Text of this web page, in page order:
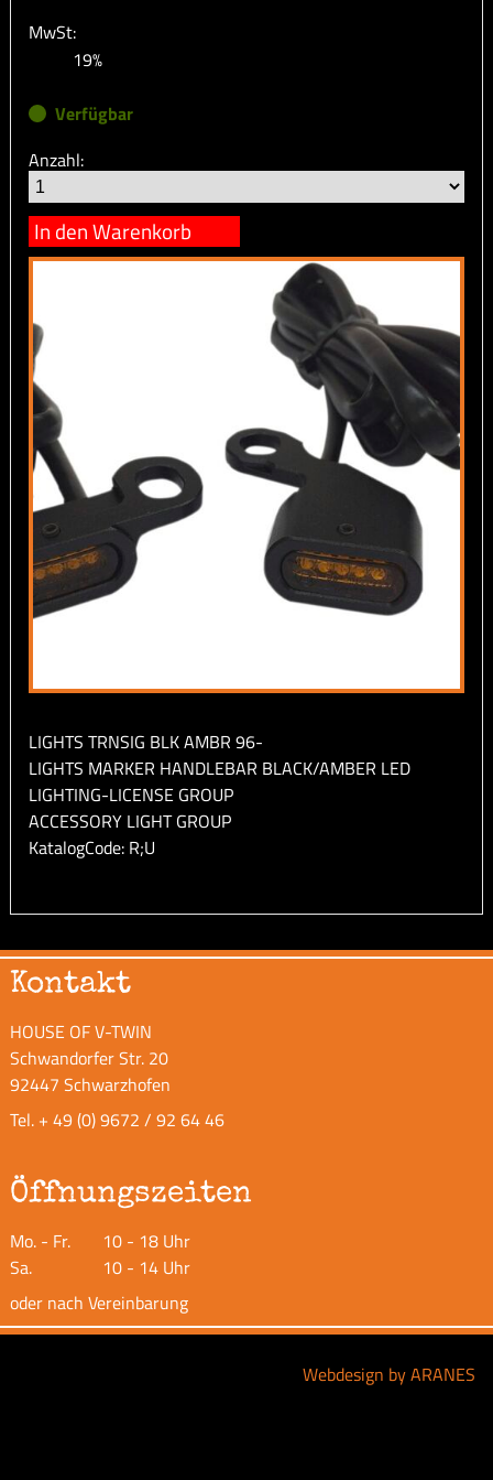
MwSt:
19%
Verfügbar
Anzahl:
In den Warenkorb
LIGHTS TRNSIG BLK AMBR 96-
LIGHTS MARKER HANDLEBAR BLACK/AMBER LED
LIGHTING-LICENSE GROUP
ACCESSORY LIGHT GROUP
KatalogCode: R;U
Kontakt
HOUSE OF V-TWIN
Schwandorfer Str. 20
92447 Schwarzhofen
Tel. + 49 (0) 9672 / 92 64 46
Öffnungszeiten
Mo. - Fr.
10 - 18 Uhr
Sa.
10 - 14 Uhr
oder nach Vereinbarung
Webdesign by ARANES